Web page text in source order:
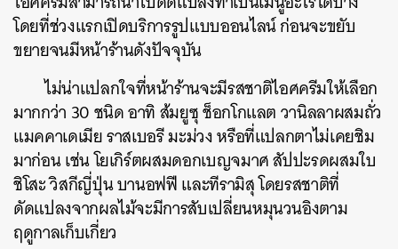
โดยที่ช่วงแรกเปิดบริการรูปแบบออนไลน์ ก่อนจะขยับ
ขยายจนมีหน้าร้านดังปัจจุบัน
ไม่น่าแปลกใจที่หน้าร้านจะมีรสชาติไอศครีมให้เลือก
มากกว่า 30 ชนิด อาทิ ส้มยูซุ ช็อกโกแลต วานิลลาผสมถั่ว
แมคคาเดเมีย ราสเบอรี มะม่วง หรือที่แปลกตาไม่เคยชิม
มาก่อน เช่น โยเกิร์ตผสมดอกเบญจมาศ สัปปะรดผสมใบ
ชิโสะ วิสกีญี่ปุ่น บานอฟฟี และทีรามิสุ โดยรสชาติที่
ดัดแปลงจากผลไม้จะมีการสับเปลี่ยนหมุนวนอิงตาม
ฤดูกาลเก็บเกี่ยว